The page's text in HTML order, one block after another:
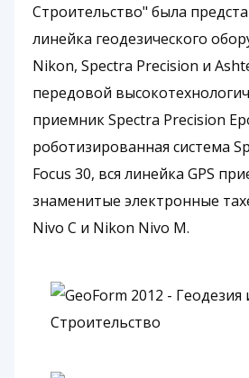
Строительство" была
линейка геодезического
Nikon, Spectra Precision и
передовой
приемник Spectra Precision
роботизированная система
Focus 30, вся линейка GPS
знаменитые электронные
Nivo С и Nikon Nivo M.